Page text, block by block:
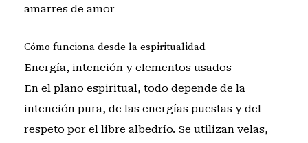
amarres de amor
Cómo funciona desde la espiritualidad
Energía, intención y elementos usados
En el plano espiritual, todo depende de la
intención pura, de las energías puestas y del
respeto por el libre albedrío. Se utilizan velas,